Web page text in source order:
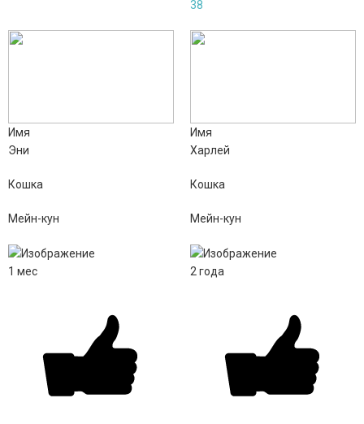
38
Имя
Эни
Кошка
Мейн-кун
1 мес
Имя
Харлей
Кошка
Мейн-кун
2года